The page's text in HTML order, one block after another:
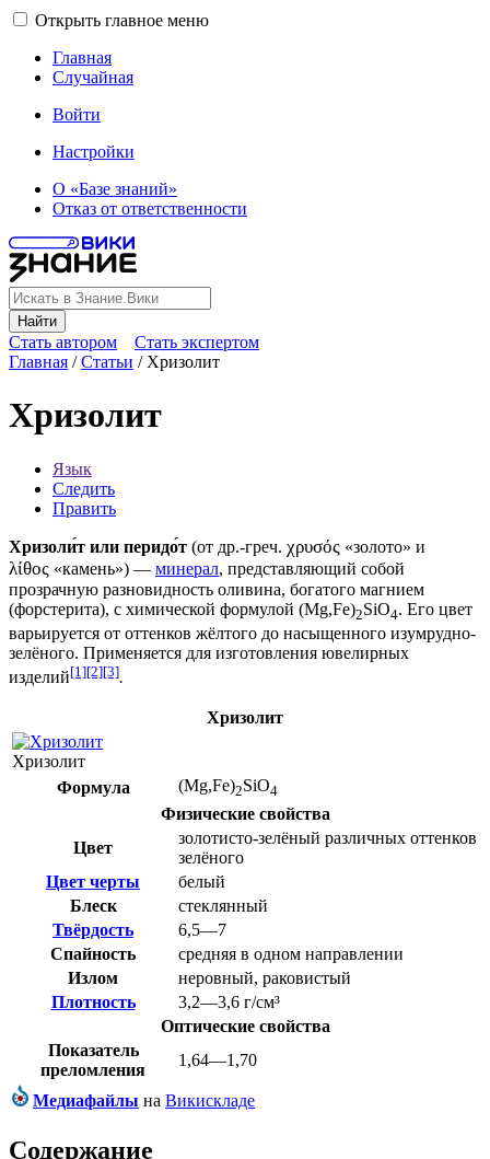
Открыть главное меню
Главная
Случайная
Войти
Настройки
О «Базе знаний»
Отказ от ответственности
Найти
Стать автором
Стать экспертом
Главная /Статьи / Хризолит
Хризолит
Язык
Следить
Править
Хризоли́т или перидо́т (от др.-греч. χρυσός «золото» и
λίθος «камень») — минерал, представляющий собой
прозрачную разновидность оливина, богатого магнием
(форстерита), с химической формулой (Mg,Fe)2SiO4. Его цвет
варьируется от оттенков жёлтого до насыщенного изумрудно-
зелёного. Применяется для изготовления ювелирных
изделий[1][2][3].
Хризолит
Хризолит
Формула
(Mg,Fe)2SiO4
Физические свойства
Цвет
золотисто-зелёный различных оттенков
зелёного
Цвет черты
белый
Блеск
стеклянный
Твёрдость
6,5—7
Спайность
средняя в одном направлении
Излом
неровный, раковистый
Плотность
3,2—3,6 г/см³
Оптические свойства
Показатель
преломления
1,64—1,70
Медиафайлы на Викискладе
Содержание